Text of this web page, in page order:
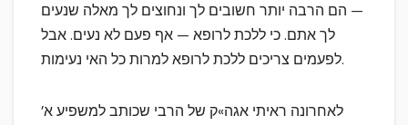
— הם הרבה יותר חשובים לך ונחוצים לך מאלה שנעים
לך אתם. כי ללכת לרופא — אף פעם לא נעים. אבל
לפעמים צריכים ללכת לרופא למרות כל האי נעימות.
לאחרונה ראיתי אגה»ק של הרבי שכותב למשפיע א’